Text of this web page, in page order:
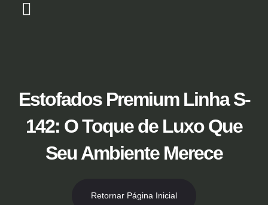
Estofados Premium Linha S-
142: O Toque de Luxo Que
Seu Ambiente Merece
Retornar Página Inicial